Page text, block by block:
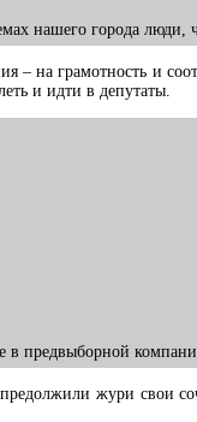
нашего города люди,
– на грамотность и
и идти в депутаты.
в предвыборной
жури свои